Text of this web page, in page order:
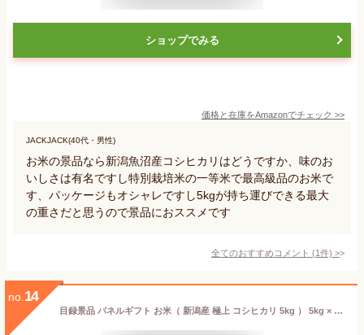
ショップでみる
価格と在庫をAmazonでチェック >>
JACKJACK(40代・男性)
お米の景品なら新潟魚沼産コシヒカリはどうですか、味のお
いしさは有名ですし特別栽培米の一等米で最高級品のお米で
す、パッケージもオシャレですし5kgが持ち運びできる最大
の重さだと思うので景品におススメです
全てのおすすめコメント (1件) >
no. 14
目録景品 パネルギフト お米（ 新潟産 極上 コシヒカリ 5kg ） 5kg × 1 特大 A3パネル 目録 注文ハガキ セット一式 (5kg×1) イベント 景品 引っ越し祝い 入学祝 ゴルフコンペ